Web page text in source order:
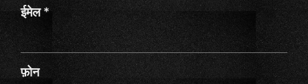
ईमेल *
फ़ोन